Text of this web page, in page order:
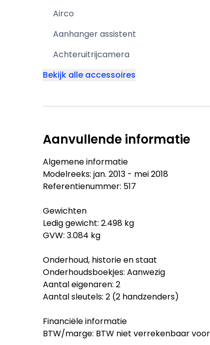
Airco
Aanhanger assistent
Achteruitrijcamera
Bekijk alle accessoires
Aanvullende informatie
Algemene informatie
Modelreeks: jan. 2013 - mei 2018
Referentienummer: 517
Gewichten
Ledig gewicht: 2.498 kg
GVW: 3.084 kg
Onderhoud, historie en staat
Onderhoudsboekjes: Aanwezig
Aantal eigenaren: 2
Aantal sleutels: 2 (2 handzenders)
Financiële informatie
BTW/marge: BTW niet verrekenbaar